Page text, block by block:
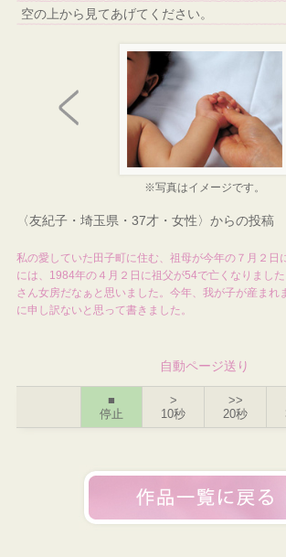
空の上から見てあげてください。
※写真はイメージです。
〈友紀子・埼玉県・37才・女性〉からの投稿
私の愛していた田子町に住む、祖母が今年の７月２日
には、1984年の４月２日に祖父が54で亡くなりまし
さん女房だなぁと思いました。今年、我が子が産まれ
に申し訳ないと思って書きました。
自動ページ送り
■
停止
>
10秒
>>
20秒